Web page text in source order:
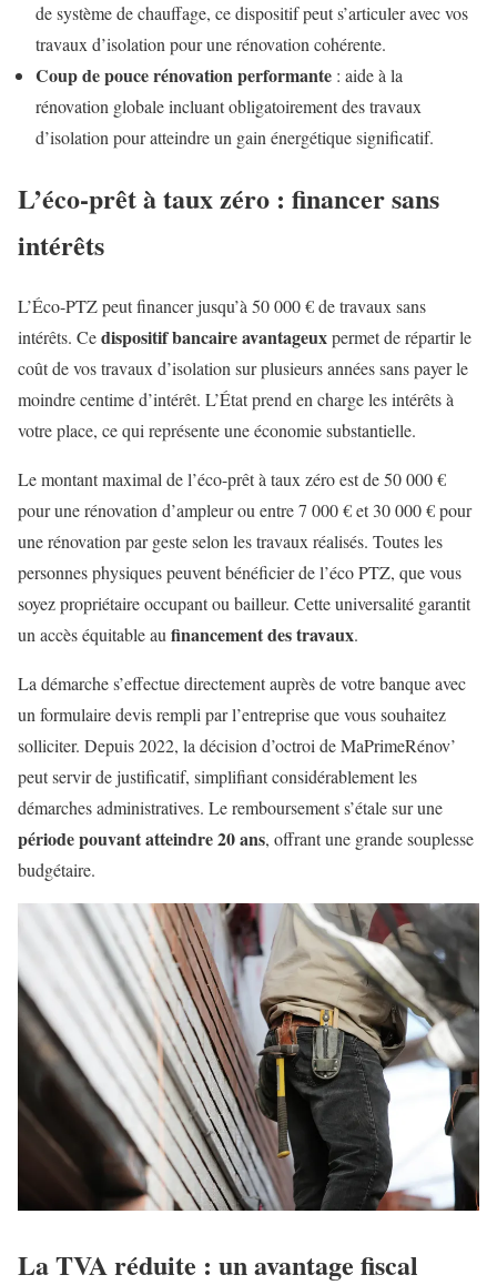
de système de chauffage, ce dispositif peut s’articuler avec vos
travaux d’isolation pour une rénovation cohérente.
Coup de pouce rénovation performante : aide à la
rénovation globale incluant obligatoirement des travaux
d’isolation pour atteindre un gain énergétique significatif.
L’éco-prêt à taux zéro : financer sans
intérêts
L’Éco-PTZ peut financer jusqu’à 50 000 € de travaux sans
intérêts. Cedispositif bancaire avantageuxpermet de répartir le
coût de vos travaux d’isolation sur plusieurs années sans payer le
moindre centime d’intérêt. L’État prend en charge les intérêts à
votre place, ce qui représente une économie substantielle.
Le montant maximal de l’éco-prêt à taux zéro est de 50 000 €
pour une rénovation d’ampleur ou entre 7 000 € et 30 000 € pour
une rénovation par geste selon les travaux réalisés. Toutes les
personnes physiques peuvent bénéficier de l’éco PTZ, que vous
soyez propriétaire occupant ou bailleur. Cette universalité garantit
un accès équitable au financement des travaux.
La démarche s’effectue directement auprès de votre banque avec
un formulaire devis rempli par l’entreprise que vous souhaitez
solliciter. Depuis 2022, la décision d’octroi de MaPrimeRénov’
peut servir de justificatif, simplifiant considérablement les
démarches administratives. Le remboursement s’étale sur une
période pouvant atteindre 20 ans, offrant une grande souplesse
budgétaire.
La TVA réduite : un avantage fiscal